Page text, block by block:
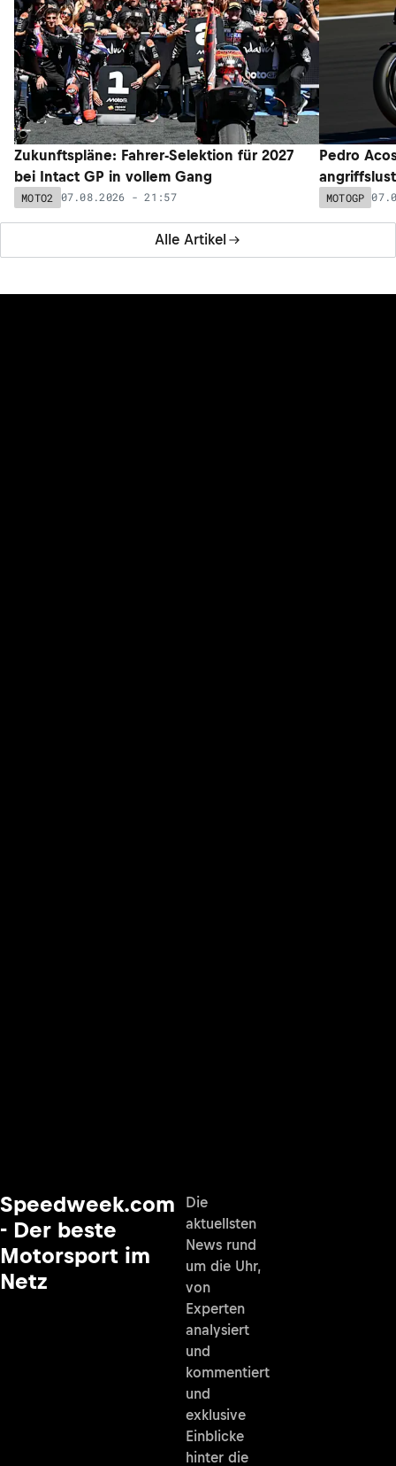
Alle Artikel
Zukunftspläne: Fahrer-Selektion für 2027
bei Intact GP in vollem Gang
MOTO2 07.08.2026 - 21:57
Pedro
MOTOGP
Speedweek.com
- Der beste
Motorsport im
Netz
Die
aktuellsten
News rund
um die Uhr,
von
Experten
analysiert
und
kommentiert
und
exklusive
Einblicke
hinter die